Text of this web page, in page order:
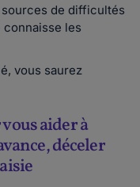
sources de difficultés
les
vous saurez
aider à
déceler